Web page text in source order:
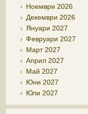
Ноември 2026
Декември 2026
Януари 2027
Февруари 2027
Март 2027
Април 2027
Май 2027
Юни 2027
Юли 2027